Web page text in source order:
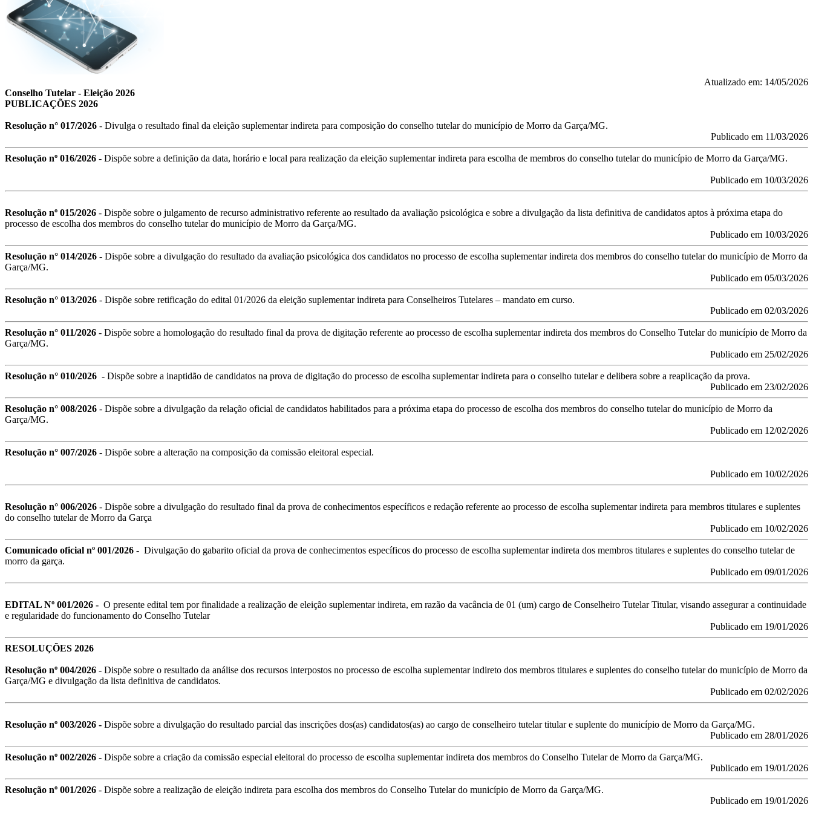
Atualizado em: 14/05/2026
Conselho Tutelar - Eleição 2026
PUBLICAÇÕES 2026
Resolução n° 017/2026 - Divulga o resultado final da eleição suplementar indireta para composição do conselho tutelar do município de Morro da Garça/MG.
Publicado em 11/03/2026
Resolução nº 016/2026 - Dispõe sobre a definição da data, horário e local para realização da eleição suplementar indireta para escolha de membros do conselho tutelar do município de Morro da Garça/MG.
Publicado em 10/03/2026
Resolução nº 015/2026 - Dispõe sobre o julgamento de recurso administrativo referente ao resultado da avaliação psicológica e sobre a divulgação da lista definitiva de candidatos aptos à próxima etapa do
processo de escolha dos membros do conselho tutelar do município de Morro da Garça/MG.
Publicado em 10/03/2026
Resolução n° 014/2026 - Dispõe sobre a divulgação do resultado da avaliação psicológica dos candidatos no processo de escolha suplementar indireta dos membros do conselho tutelar do município de Morro da
Garça/MG.
Publicado em 05/03/2026
Resolução n° 013/2026 - Dispõe sobre retificação do edital 01/2026 da eleição suplementar indireta para Conselheiros Tutelares – mandato em curso.
Publicado em 02/03/2026
Resolução n° 011/2026 - Dispõe sobre a homologação do resultado final da prova de digitação referente ao processo de escolha suplementar indireta dos membros do Conselho Tutelar do município de Morro da
Garça/MG.
Publicado em 25/02/2026
Resolução n° 010/2026 - Dispõe sobre a inaptidão de candidatos na prova de digitação do processo de escolha suplementar indireta para o conselho tutelar e delibera sobre a reaplicação da prova.
Publicado em 23/02/2026
Resolução n° 008/2026 - Dispõe sobre a divulgação da relação oficial de candidatos habilitados para a próxima etapa do processo de escolha dos membros do conselho tutelar do município de Morro da
Garça/MG.
Publicado em 12/02/2026
Resolução n° 007/2026 - Dispõe sobre a alteração na composição da comissão eleitoral especial.
Publicado em 10/02/2026
Resolução n° 006/2026 - Dispõe sobre a divulgação do resultado final da prova de conhecimentos específicos e redação referente ao processo de escolha suplementar indireta para membros titulares e suplentes
do conselho tutelar de Morro da Garçа
Publicado em 10/02/2026
Comunicado oficial nº 001/2026 - Divulgação do gabarito oficial da prova de conhecimentos específicos do processo de escolha suplementar indireta dos membros titulares e suplentes do conselho tutelar de
morro da garça.
Publicado em 09/01/2026
EDITAL Nº 001/2026 - O presente edital tem por finalidade a realização de eleição suplementar indireta, em razão da vacância de 01 (um) cargo de Conselheiro Tutelar Titular, visando assegurar a continuidade
e regularidade do funcionamento do Conselho Tutelar
Publicado em 19/01/2026
RESOLUÇÕES 2026
Resolução nº 004/2026 - Dispõe sobre o resultado da análise dos recursos interpostos no processo de escolha suplementar indireto dos membros titulares e suplentes do conselho tutelar do município de Morro da
Garça/MG e divulgação da lista definitiva de candidatos.
Publicado em 02/02/2026
Resolução nº 003/2026 - Dispõe sobre a divulgação do resultado parcial das inscrições dos(as) candidatos(as) ao cargo de conselheiro tutelar titular e suplente do município de Morro da Garça/MG.
Publicado em 28/01/2026
Resolução nº 002/2026 - Dispõe sobre a criação da comissão especial eleitoral do processo de escolha suplementar indireta dos membros do Conselho Tutelar de Morro da Garça/MG.
Publicado em 19/01/2026
Resolução nº 001/2026 - Dispõe sobre a realização de eleição indireta para escolha dos membros do Conselho Tutelar do município de Morro da Garça/MG.
Publicado em 19/01/2026